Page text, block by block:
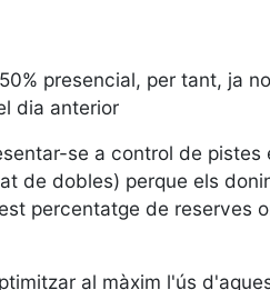
presencial, per tant, ja
dia anterior
se a control de pistes
de dobles) perque els
percentatge de reserves
al màxim l'ús